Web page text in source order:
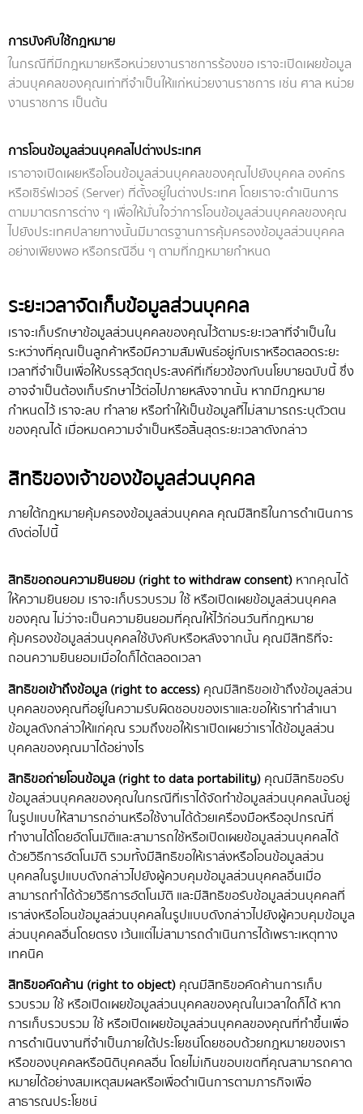
การบังคับใช้กฎหมาย
ในกรณีที่มีกฎหมายหรือหน่วยงานราชการร้องขอ เราจะเปิดเผยข้อมูล
ส่วนบุคคลของคุณเท่าที่จำเป็นให้แก่หน่วยงานราชการ เช่น ศาล หน่วย
งานราชการ เป็นต้น
การโอนข้อมูลส่วนบุคคลไปต่างประเทศ
เราอาจเปิดเผยหรือโอนข้อมูลส่วนบุคคลของคุณไปยังบุคคล องค์กร
หรือเซิร์ฟเวอร์ (Server) ที่ตั้งอยู่ในต่างประเทศ โดยเราจะดำเนินการ
ตามมาตรการต่าง ๆ เพื่อให้มั่นใจว่าการโอนข้อมูลส่วนบุคคลของคุณ
ไปยังประเทศปลายทางนั้นมีมาตรฐานการคุ้มครองข้อมูลส่วนบุคคล
อย่างเพียงพอ หรือกรณีอื่น ๆ ตามที่กฎหมายกำหนด
ระยะเวลาจัดเก็บข้อมูลส่วนบุคคล
เราจะเก็บรักษาข้อมูลส่วนบุคคลของคุณไว้ตามระยะเวลาที่จำเป็นใน
ระหว่างที่คุณเป็นลูกค้าหรือมีความสัมพันธ์อยู่กับเราหรือตลอดระยะ
เวลาที่จำเป็นเพื่อให้บรรลุวัตถุประสงค์ที่เกี่ยวข้องกับนโยบายฉบับนี้ ซึ่ง
อาจจำเป็นต้องเก็บรักษาไว้ต่อไปภายหลังจากนั้น หากมีกฎหมาย
กำหนดไว้ เราจะลบ ทำลาย หรือทำให้เป็นข้อมูลที่ไม่สามารถระบุตัวตน
ของคุณได้ เมื่อหมดความจำเป็นหรือสิ้นสุดระยะเวลาดังกล่าว
สิทธิของเจ้าของข้อมูลส่วนบุคคล
ภายใต้กฎหมายคุ้มครองข้อมูลส่วนบุคคล คุณมีสิทธิในการดำเนินการ
ดังต่อไปนี้
สิทธิขอถอนความยินยอม (right to withdraw consent)หากคุณได้
ให้ความยินยอม เราจะเก็บรวบรวม ใช้ หรือเปิดเผยข้อมูลส่วนบุคคล
ของคุณ ไม่ว่าจะเป็นความยินยอมที่คุณให้ไว้ก่อนวันที่กฎหมาย
คุ้มครองข้อมูลส่วนบุคคลใช้บังคับหรือหลังจากนั้น คุณมีสิทธิที่จะ
ถอนความยินยอมเมื่อใดก็ได้ตลอดเวลา
สิทธิขอเข้าถึงข้อมูล (right to access)คุณมีสิทธิขอเข้าถึงข้อมูลส่วน
บุคคลของคุณที่อยู่ในความรับผิดชอบของเราและขอให้เราทำสำเนา
ข้อมูลดังกล่าวให้แก่คุณ รวมถึงขอให้เราเปิดเผยว่าเราได้ข้อมูลส่วน
บุคคลของคุณมาได้อย่างไร
สิทธิขอถ่ายโอนข้อมูล (right to data portability)คุณมีสิทธิขอรับ
ข้อมูลส่วนบุคคลของคุณในกรณีที่เราได้จัดทำข้อมูลส่วนบุคคลนั้นอยู่
ในรูปแบบให้สามารถอ่านหรือใช้งานได้ด้วยเครื่องมือหรืออุปกรณ์ที่
ทำงานได้โดยอัตโนมัติและสามารถใช้หรือเปิดเผยข้อมูลส่วนบุคคลได้
ด้วยวิธีการอัตโนมัติ รวมทั้งมีสิทธิขอให้เราส่งหรือโอนข้อมูลส่วน
บุคคลในรูปแบบดังกล่าวไปยังผู้ควบคุมข้อมูลส่วนบุคคลอื่นเมื่อ
สามารถทำได้ด้วยวิธีการอัตโนมัติ และมีสิทธิขอรับข้อมูลส่วนบุคคลที่
เราส่งหรือโอนข้อมูลส่วนบุคคลในรูปแบบดังกล่าวไปยังผู้ควบคุมข้อมูล
ส่วนบุคคลอื่นโดยตรง เว้นแต่ไม่สามารถดำเนินการได้เพราะเหตุทาง
เทคนิค
สิทธิขอคัดค้าน (right to object)คุณมีสิทธิขอคัดค้านการเก็บ
รวบรวม ใช้ หรือเปิดเผยข้อมูลส่วนบุคคลของคุณในเวลาใดก็ได้ หาก
การเก็บรวบรวม ใช้ หรือเปิดเผยข้อมูลส่วนบุคคลของคุณที่ทำขึ้นเพื่อ
การดำเนินงานที่จำเป็นภายใต้ประโยชน์โดยชอบด้วยกฎหมายของเรา
หรือของบุคคลหรือนิติบุคคลอื่น โดยไม่เกินขอบเขตที่คุณสามารถคาด
หมายได้อย่างสมเหตุสมผลหรือเพื่อดำเนินการตามภารกิจเพื่อ
สาธารณประโยชน์